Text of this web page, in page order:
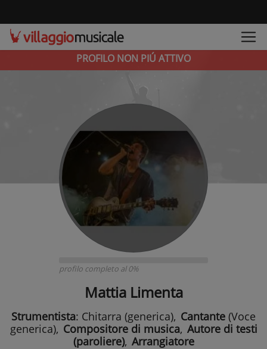
PROFILO NON PIÚ ATTIVO
profilo completo al 0%
Mattia Limenta
Strumentista: Chitarra (generica), Cantante (Voce
generica), Compositore di musica, Autore di testi
(paroliere), Arrangiatore